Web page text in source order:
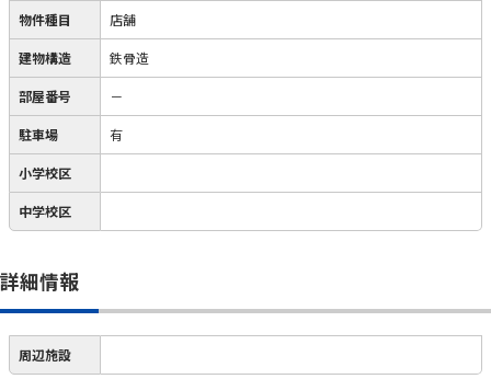
物件種目 店舗
建物構造 鉄骨造
部屋番号 －
駐車場 有
小学校区
中学校区
詳細情報
周辺施設